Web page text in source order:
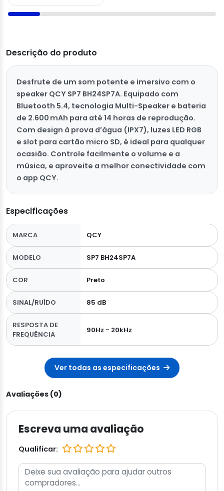
Descrição do produto
Desfrute de um som potente e imersivo com o
speaker QCY SP7 BH24SP7A. Equipado com
Bluetooth 5.4, tecnologia Multi-Speaker e bateria
de 2.600 mAh para até 14 horas de reprodução.
Com design à prova d’água (IPX7), luzes LED RGB
e slot para cartão micro SD, é ideal para qualquer
ocasião. Controle facilmente o volume e a
música, e aproveite a melhor conectividade com
o app QCY.
Especificações
MARCA QCY
MODELO SP7 BH24SP7A
COR Preto
SINAL/RUÍDO 85 dB
RESPOSTA DE
FREQUÊNCIA
90Hz - 20kHz
Ver todas as especificações
Avaliações (0)
Escreva uma avaliação
Qualificar: